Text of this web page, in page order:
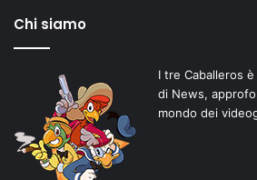
Chi siamo
I tre Caballeros
di News,
mondo dei